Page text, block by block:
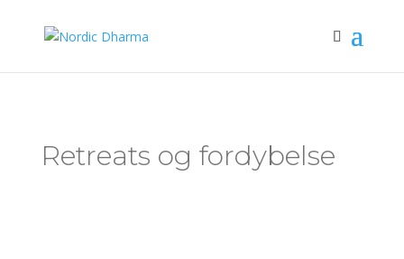
Retreats og fordybelse